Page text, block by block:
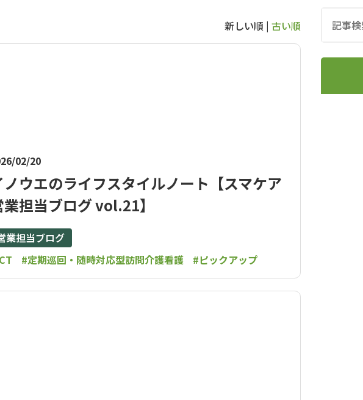
新しい順 | 古い順
02/20
ノウエのライフスタイルノート【スマケア
担当ブログ vol.21】
業担当ブログ
#定期巡回・随時対応型訪問介護看護 #ピックアップ